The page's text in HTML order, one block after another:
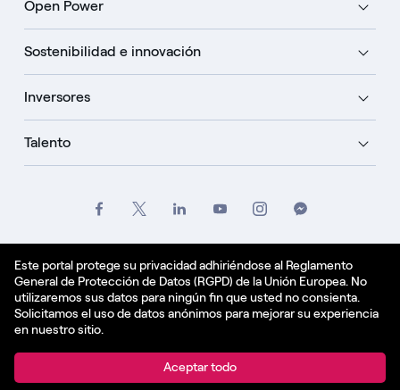
Este portal protege su privacidad adhiriéndose al Reglamento
General de Protección de Datos (RGPD) de la Unión Europea. No
utilizaremos sus datos para ningún fin que usted no consienta.
Solicitamos el uso de datos anónimos para mejorar su experiencia
en nuestro sitio.
Aceptar todo
Open Power
Sostenibilidad e innovación
Inversores
Talento
Política de cookies
Español - ES
© Enel Spa All Rights Reserved Enel Spa VAT code